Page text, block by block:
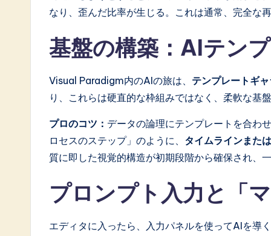
なり、歪んだ比率が生じる。これは通常、完全な
基盤の構築：AIテン
Visual Paradigm内のAIの旅は、 テンプレートギ
り、これらは硬直的な枠組みではなく、柔軟な基
プロのコツ： データの論理にテンプレートを合わ
ロセスのステップ」のように、 タイムラインまた
質に即した視覚的構造が初期段階から確保され、
プロンプト入力と「
エディタに入ったら、入力パネルを使ってAIを導